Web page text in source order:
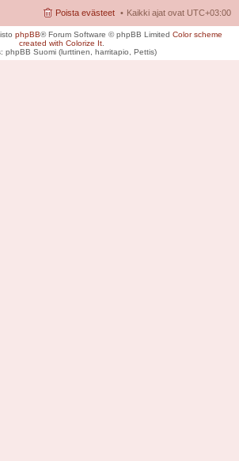
Kaikki ajat ovat UTC+03:00
Poista evästeet
phpBB® Forum Software © phpBB Limited Color scheme
created with Colorize It
phpBB Suomi (lurttinen, harritapio, Pettis)